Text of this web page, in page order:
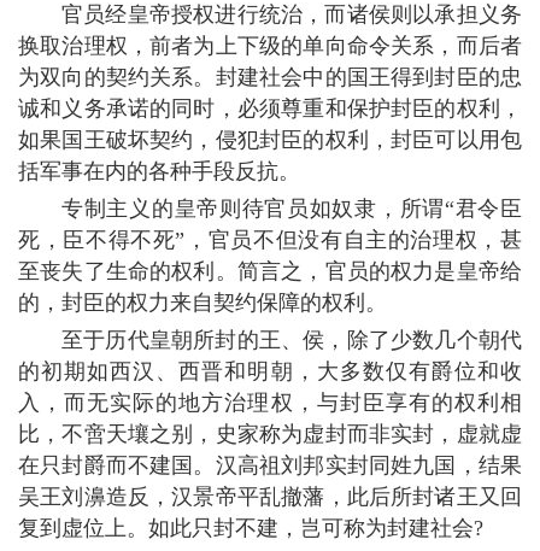
官员经皇帝授权进行统治，而诸侯则以承担义务
换取治理权，前者为上下级的单向命令关系，而后者
为双向的契约关系。封建社会中的国王得到封臣的忠
诚和义务承诺的同时，必须尊重和保护封臣的权利，
如果国王破坏契约，侵犯封臣的权利，封臣可以用包
括军事在内的各种手段反抗。
专制主义的皇帝则待官员如奴隶，所谓“君令臣
死，臣不得不死”，官员不但没有自主的治理权，甚
至丧失了生命的权利。简言之，官员的权力是皇帝给
的，封臣的权力来自契约保障的权利。
至于历代皇朝所封的王、侯，除了少数几个朝代
的初期如西汉、西晋和明朝，大多数仅有爵位和收
入，而无实际的地方治理权，与封臣享有的权利相
比，不啻天壤之别，史家称为虚封而非实封，虚就虚
在只封爵而不建国。汉高祖刘邦实封同姓九国，结果
吴王刘濞造反，汉景帝平乱撤藩，此后所封诸王又回
复到虚位上。如此只封不建，岂可称为封建社会?